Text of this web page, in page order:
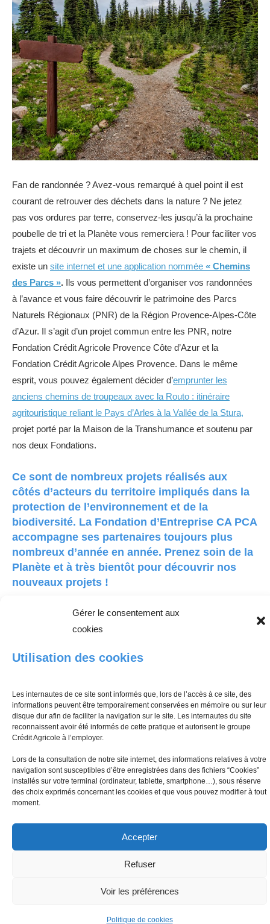
Gérer le consentement aux
cookies
Utilisation des cookies
Les internautes de ce site sont informés que, lors de l’accès à ce site, des
informations peuvent être temporairement conservées en mémoire ou sur leur
disque dur afin de faciliter la navigation sur le site. Les internautes du site
reconnaissent avoir été informés de cette pratique et autorisent le groupe
Crédit Agricole à l’employer.
Lors de la consultation de notre site internet, des informations relatives à votre
navigation sont susceptibles d’être enregistrées dans des fichiers “Cookies”
installés sur votre terminal (ordinateur, tablette, smartphone…), sous réserve
des choix exprimés concernant les cookies et que vous pouvez modifier à tout
moment.
Accepter
Refuser
Voir les préférences
Politique de cookies
Fan de randonnée ? Avez-vous remarqué à quel point il est
courant de retrouver des déchets dans la nature ? Ne jetez
pas vos ordures par terre, conservez-les jusqu’à la prochaine
poubelle de tri et la Planète vous remerciera ! Pour faciliter vos
trajets et découvrir un maximum de choses sur le chemin, il
existe un site internet et une application nommée « Chemins
des Parcs ». Ils vous permettent d’organiser vos randonnées
à l’avance et vous faire découvrir le patrimoine des Parcs
Naturels Régionaux (PNR) de la Région Provence-Alpes-Côte
d’Azur. Il s’agit d’un projet commun entre les PNR, notre
Fondation Crédit Agricole Provence Côte d’Azur et la
Fondation Crédit Agricole Alpes Provence. Dans le même
esprit, vous pouvez également décider d’emprunter les
anciens chemins de troupeaux avec la Routo : itinéraire
agritouristique reliant le Pays d’Arles à la Vallée de la Stura,
projet porté par la Maison de la Transhumance et soutenu par
nos deux Fondations.
Ce sont de nombreux projets réalisés aux
côtés d’acteurs du territoire impliqués dans la
protection de l’environnement et de la
biodiversité. La Fondation d’Entreprise CA PCA
accompagne ses partenaires toujours plus
nombreux d’année en année. Prenez soin de la
Planète et à très bientôt pour découvrir nos
nouveaux projets !
Article publié le 9 juin 2021 par Eloïse Kretzer.
Mentions légales
Politique de protection des données
Politique de cookies (UE)
© Tous droits réservés Crédit Agricole PCA 2016 -